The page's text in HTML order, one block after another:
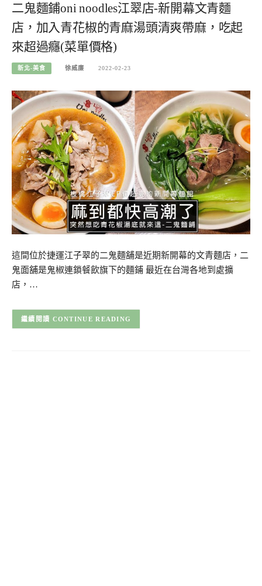
二鬼麵鋪oni noodles江翠店-新開幕文青麵
店，加入青花椒的青麻湯頭清爽帶麻，吃起
來超過癮(菜單價格)
新北-美食 徐威廉 2022-02-23
這間位於捷運江子翠的二鬼麵舖是近期新開幕的文青麵店，二
鬼面舖是鬼椒連鎖餐飲旗下的麵鋪 最近在台灣各地到處擴
店，…
CONTINUE READING